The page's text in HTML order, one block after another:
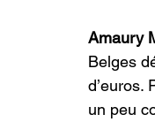
Amaury
Belges
d’euros.
un peu